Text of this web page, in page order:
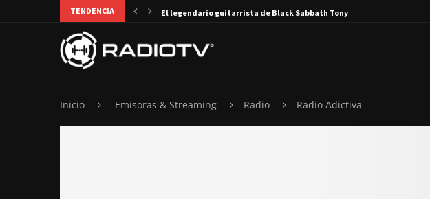
TENDENCIA El legendario guitarrista de Black Sabbath Tony Iommi...
Inicio Emisoras & Streaming Radio Radio Adictiva